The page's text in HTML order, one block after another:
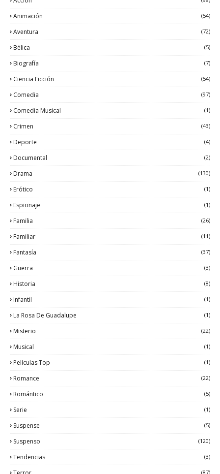
Animación (54)
Aventura (72)
Bélica (5)
Biografía (7)
Ciencia Ficción (54)
Comedia (97)
Comedia Musical (1)
Crimen (43)
Deporte (4)
Documental (2)
Drama (130)
Erótico (1)
Espionaje (1)
Familia (26)
Familiar (11)
Fantasía (37)
Guerra (3)
Historia (8)
Infantil (1)
La Rosa De Guadalupe (1)
Misterio (22)
Musical (1)
Películas Top (1)
Romance (22)
Romántico (5)
Serie (1)
Suspense (5)
Suspenso (120)
Tendencias (3)
(87)